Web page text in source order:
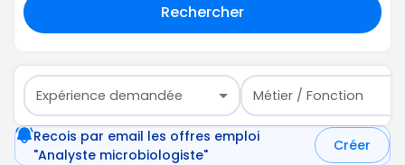
Rechercher
Expérience demandée Métier / Fonction
Recois par email les offres emploi
"Analyste microbiologiste"
Créer